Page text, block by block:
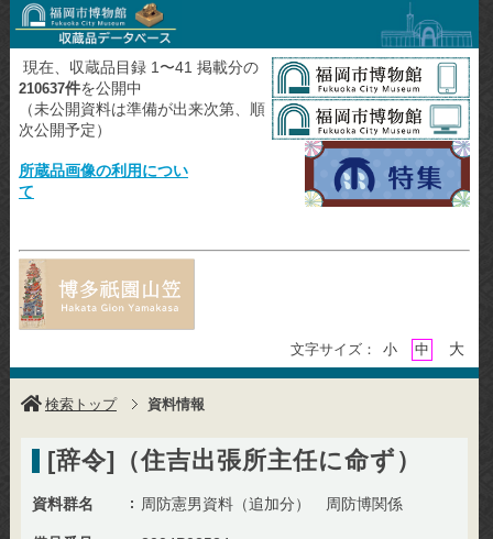
現在、収蔵品目録 1〜41 掲載分の
210637件を公開中
（未公開資料は準備が出来次第、順
次公開予定）
所蔵品画像の利用につい
て
文字サイズ： 小 中 大
検索トップ 資料情報
[辞令]（住吉出張所主任に命ず）
資料群名 周防憲男資料（追加分） 周防博関係